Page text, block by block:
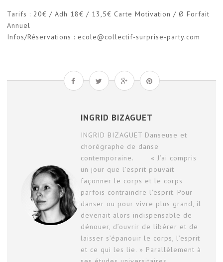
Tarifs : 20€ / Adh 18€ / 13,5€ Carte Motivation / Ø Forfait
Annuel
Infos/Réservations : ecole@collectif-surprise-party.com
INGRID BIZAGUET
INGRID BIZAGUET Danseuse et
chorégraphe de danse
contemporaine. « J’ai compris
un jour que l’esprit pouvait
façonner le corps et le corps
parfois contraindre l‘esprit. Pour
danser ou pour vivre plus grand, il
devenait alors indispensable de
dénouer, d’ouvrir de libérer et de
laisser s’épanouir le corps, l’esprit
et ce qui les lie. » Parallèlement à